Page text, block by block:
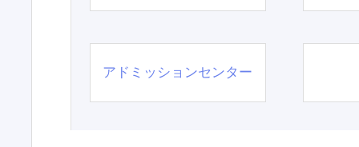
アドミッションセンター